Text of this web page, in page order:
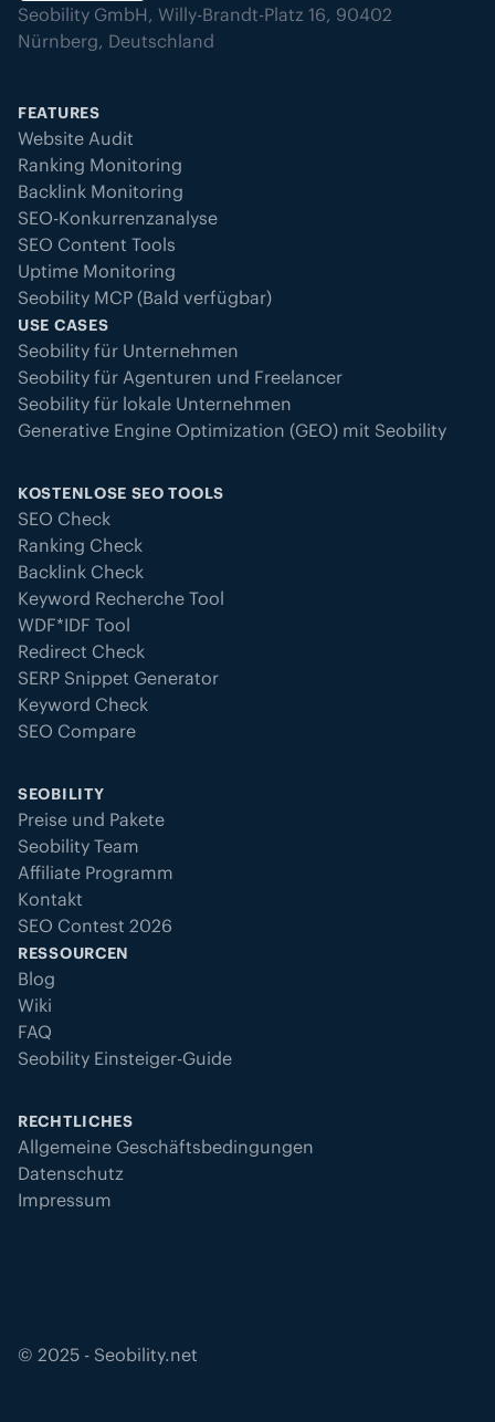
Seobility GmbH, Willy-Brandt-Platz 16, 90402
Nürnberg, Deutschland
FEATURES
Website Audit
Ranking Monitoring
Backlink Monitoring
SEO-Konkurrenzanalyse
SEO Content Tools
Uptime Monitoring
Seobility MCP (Bald verfügbar)
USE CASES
Seobility für Unternehmen
Seobility für Agenturen und Freelancer
Seobility für lokale Unternehmen
Generative Engine Optimization (GEO) mit Seobility
KOSTENLOSE SEO TOOLS
SEO Check
Ranking Check
Backlink Check
Keyword Recherche Tool
WDF*IDF Tool
Redirect Check
SERP Snippet Generator
Keyword Check
SEO Compare
SEOBILITY
Preise und Pakete
Seobility Team
Affiliate Programm
Kontakt
SEO Contest 2026
RESSOURCEN
Blog
Wiki
FAQ
Seobility Einsteiger-Guide
RECHTLICHES
Allgemeine Geschäftsbedingungen
Datenschutz
Impressum
© 2025 - Seobility.net